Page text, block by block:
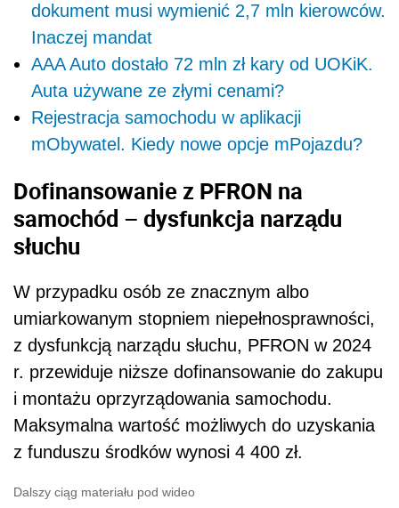
dokument musi wymienić 2,7 mln kierowców.
Inaczej mandat
AAA Auto dostało 72 mln zł kary od UOKiK.
Auta używane ze złymi cenami?
Rejestracja samochodu w aplikacji
mObywatel. Kiedy nowe opcje mPojazdu?
Dofinansowanie z PFRON na
samochód – dysfunkcja narządu
słuchu
W przypadku osób ze znacznym albo
umiarkowanym stopniem niepełnosprawności,
z dysfunkcją narządu słuchu, PFRON w 2024
r. przewiduje niższe dofinansowanie do zakupu
i montażu oprzyrządowania samochodu.
Maksymalna wartość możliwych do uzyskania
z funduszu środków wynosi 4 400 zł.
Dalszy ciąg materiału pod wideo